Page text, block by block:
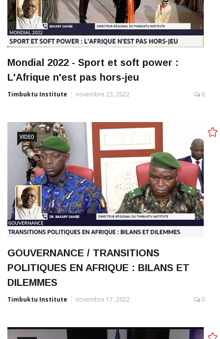
Mondial 2022 - Sport et soft power :
L'Afrique n'est pas hors-jeu
Timbuktu Institute novembre 23, 2022 0
VIDEO
GOUVERNANCE / TRANSITIONS
POLITIQUES EN AFRIQUE : BILANS ET
DILEMMES
Timbuktu Institute novembre 17, 2022 0